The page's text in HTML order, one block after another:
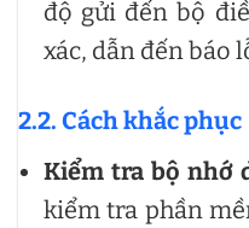
độ gửi đến bộ
xác, dẫn đến báo
2.2. Cách khắc phục
Kiểm tra bộ nhớ
kiểm tra phần